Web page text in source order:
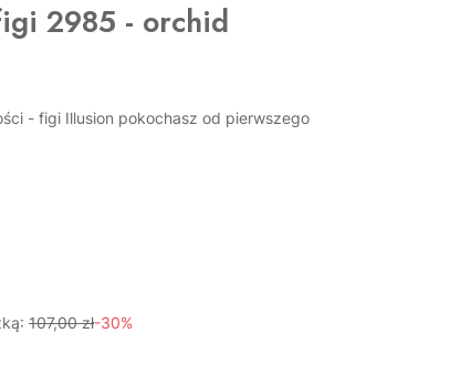
2985 - orchid
- figi Illusion pokochasz od pierwszego
107,00 zł-30%